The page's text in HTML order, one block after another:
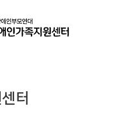
터